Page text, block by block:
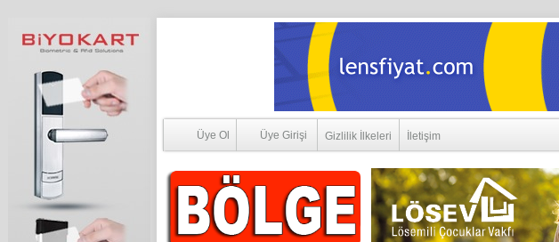
Üye Ol Üye Girişi Gizlilik İlkeleri İletişim